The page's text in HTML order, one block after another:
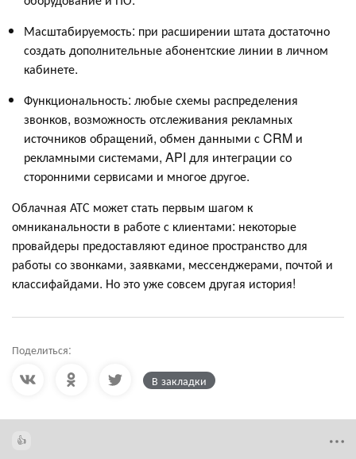
Масштабируемость: при расширении штата достаточно
создать дополнительные абонентские линии в личном
кабинете.
Функциональность: любые схемы распределения
звонков, возможность отслеживания рекламных
источников обращений, обмен данными с CRM и
рекламными системами, API для интеграции со
сторонними сервисами и многое другое.
Облачная АТС может стать первым шагом к
омниканальности в работе с клиентами: некоторые
провайдеры предоставляют единое пространство для
работы со звонками, заявками, мессенджерами, почтой и
классифайдами. Но это уже совсем другая история!
Поделиться:
В закладки